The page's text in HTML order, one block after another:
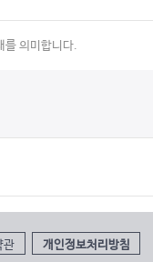
를 의미합니다.
관 개인정보처리방침